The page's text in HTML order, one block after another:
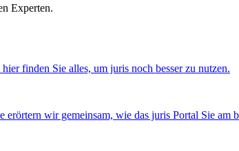
Experten.
finden Sie alles, um juris noch besser zu nutzen.
erörtern wir gemeinsam, wie das juris Portal Sie am